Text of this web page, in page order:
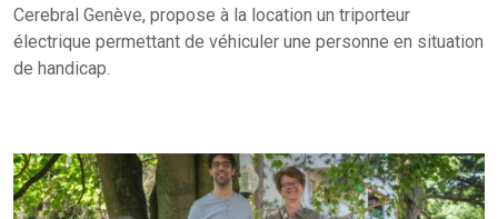
Cerebral Genève, propose à la location un triporteur
électrique permettant de véhiculer une personne en situation
de handicap.